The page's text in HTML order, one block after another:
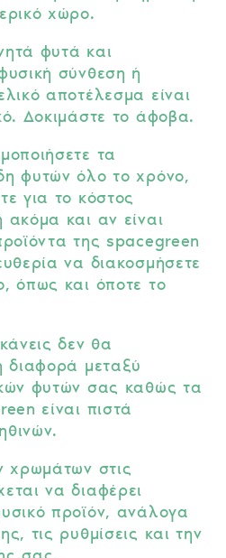
χώρο.
φυτά και
σύνθεση ή
αποτέλεσμα είναι
Δοκιμάστε το άφοβα.
τα
φυτών όλο το χρόνο,
για το κόστος
και αν είναι
της spacegreen
να διακοσμήσετε
όπως και όποτε το
δεν θα
διαφορά μεταξύ
φυτών σας καθώς τα
είναι πιστά
χρωμάτων στις
να διαφέρει
προϊόν, ανάλογα
τις ρυθμίσεις και την